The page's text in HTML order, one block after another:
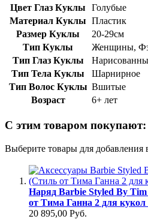
Цвет Глаз Куклы
Голубые
Материал Куклы Пластик
Размер Куклы
20-29см
Тип Куклы
Женщины,
Тип Глаз Куклы
Тип Тела Куклы
Шарнирное
Тип Волос Куклы Вшитые
Возраст
6+ лет
С этим товаром покупают:
Выберите товары для добавления
Наряд Barbie Styled By Tim
от Тима Ганна 2 для
20 895,00 Руб.